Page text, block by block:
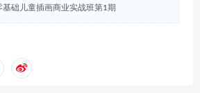
础儿童插画商业实战班第1期